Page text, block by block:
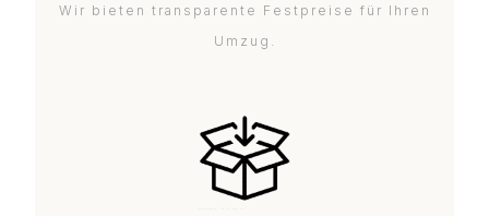
Wir bieten transparente Festpreise für Ihren
Umzug.